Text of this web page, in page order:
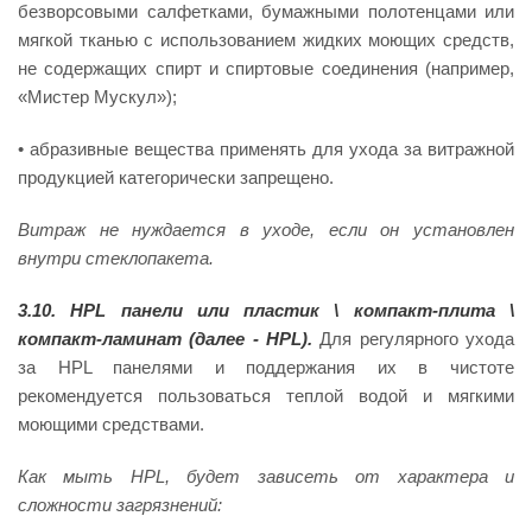
безворсовыми салфетками, бумажными полотенцами или
мягкой тканью с использованием жидких моющих средств,
не содержащих спирт и спиртовые соединения (например,
«Мистер Мускул»);
• абразивные вещества применять для ухода за витражной
продукцией категорически запрещено.
Витражне нуждается в уходе, если он установлен
внутри стеклопакета.
3.10.HPL панели или пластик
\ компакт-плита \
компакт-ламинат (далее - HPL).Для регулярного ухода
за HPL панелями и поддержания их в чистоте
рекомендуется пользоваться теплой водой и мягкими
моющими средствами.
Какмыть HPL, будет зависеть от характера и
сложности загрязнений: